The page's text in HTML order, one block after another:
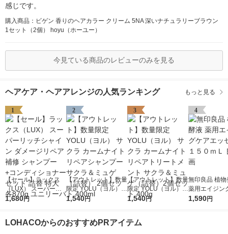
感じです。
購入商品：ビゲン 香りのヘアカラー クリーム 5NA 深いナチュラリーブラウン
1セット（2個） hoyu（ホーユー）
今見ている商品のレビューのみを見る
ヘアケア・ヘアアレンジの人気ランキング もっと見る
1
【セール】ラックス
（LUX） スーパーリ
ッチシャイン ダメー
ー セット 詰替 特大 各
1,680円
2
【アウトレット】数量
限定 YOLU（ヨル）
サクラ カームナイト
2個セット 400ml
1,540円
3
【アウトレット】数量
限定 YOLU（ヨル）
サクラ カームナイト
替）2個セット 400g
1,540円
4
無印良品 植物
薬用エイジン
ッセンス １
1,590円
LOHACOからのおすすめPRアイテム